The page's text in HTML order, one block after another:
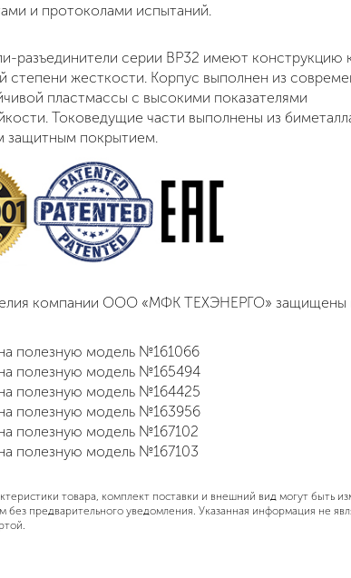
и протоколами испытаний.
разъединители серии ВР32 имеют конструкцию
степени жесткости. Корпус выполнен из
пластмассы с высокими показателями
Токоведущие части выполнены из
защитным покрытием.
компании ООО «МФК ТЕХЭНЕРГО» защищены
полезную модель №161066
полезную модель №165494
полезную модель №164425
полезную модель №163956
полезную модель №167102
полезную модель №167103
товара, комплект поставки и внешний вид могут быть
без предварительного уведомления. Указанная информация не